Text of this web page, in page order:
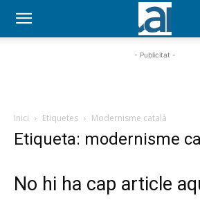
- Publicitat -
Inici Etiquetes Modernisme català
Etiqueta: modernisme
No hi ha cap article